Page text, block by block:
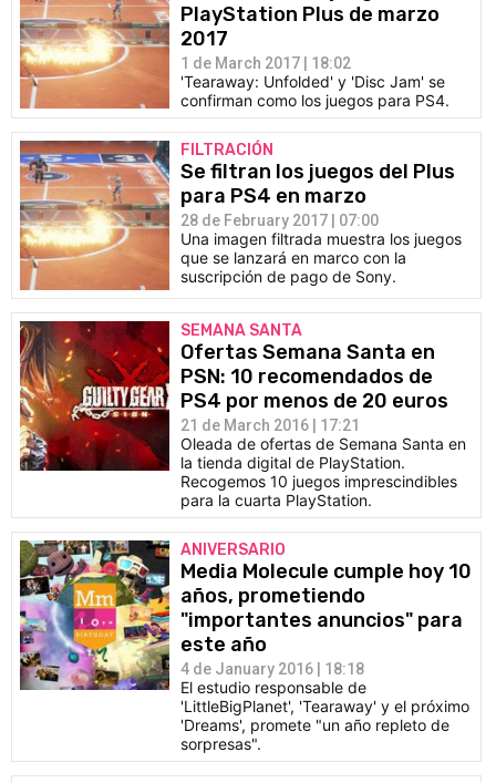
PlayStation Plus de marzo
2017
1 de March 2017 | 18:02
'Tearaway: Unfolded' y 'Disc Jam' se
confirman como los juegos para PS4.
FILTRACIÓN
Se filtran los juegos del Plus
para PS4 en marzo
28 de February 2017 | 07:00
Una imagen filtrada muestra los juegos
que se lanzará en marco con la
suscripción de pago de Sony.
SEMANA SANTA
Ofertas Semana Santa en
PSN: 10 recomendados de
PS4 por menos de 20 euros
21 de March 2016 | 17:21
Oleada de ofertas de Semana Santa en
la tienda digital de PlayStation.
Recogemos 10 juegos imprescindibles
para la cuarta PlayStation.
ANIVERSARIO
Media Molecule cumple hoy 10
años, prometiendo
"importantes anuncios" para
este año
4 de January 2016 | 18:18
El estudio responsable de
'LittleBigPlanet', 'Tearaway' y el próximo
'Dreams', promete "un año repleto de
sorpresas".